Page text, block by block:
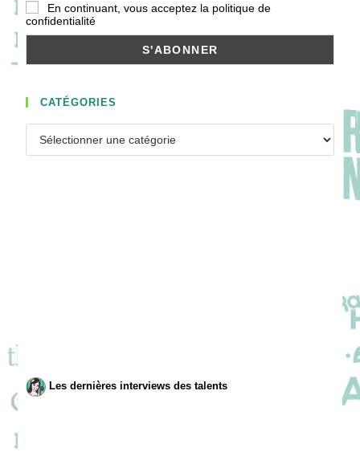
En continuant, vous acceptez la politique de
confidentialité
CATÉGORIES
Les dernières interviews des talents